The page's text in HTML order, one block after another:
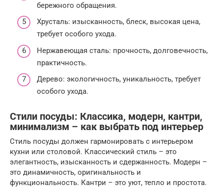
бережного обращения.
Хрусталь: изысканность, блеск, высокая цена,
требует особого ухода.
Нержавеющая сталь: прочность, долговечность,
практичность.
Дерево: экологичность, уникальность, требует
особого ухода.
Стили посуды: Классика, модерн, кантри,
минимализм – как выбрать под интерьер
Стиль посуды должен гармонировать с интерьером
кухни или столовой. Классический стиль – это
элегантность, изысканность и сдержанность. Модерн –
это динамичность, оригинальность и
функциональность. Кантри – это уют, тепло и простота.